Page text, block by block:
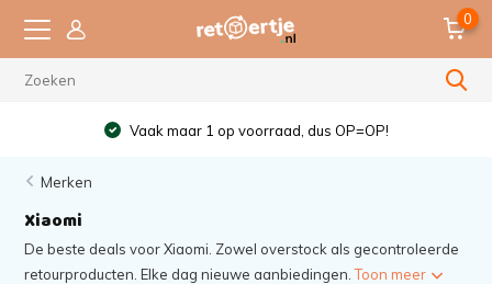
0
Vaak maar 1 op voorraad, dus OP=OP!
Merken
Xiaomi
De beste deals voor Xiaomi. Zowel overstock als gecontroleerde
retourproducten. Elke dag nieuwe aanbiedingen.Toon meer